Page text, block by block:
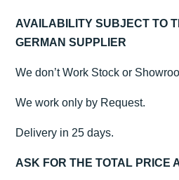
AVAILABILITY SUBJECT TO
GERMAN SUPPLIER
We don’t Work Stock or
We work only by Request.
Delivery in 25 days.
ASK FOR THE TOTAL PRICE